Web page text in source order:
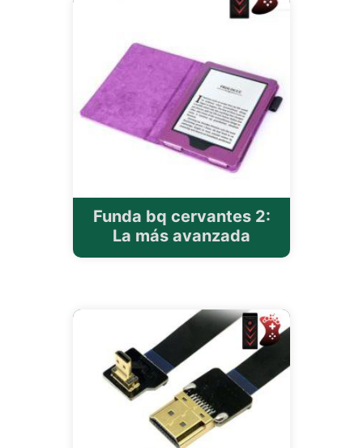
Funda bq cervantes 2:
La más avanzada